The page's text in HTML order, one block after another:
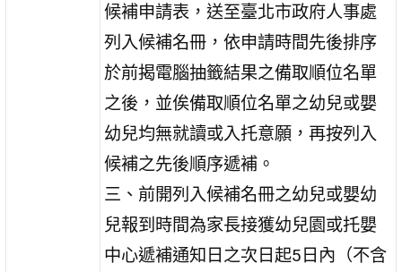
候補申請表，送至臺北市政府人事處
列入候補名冊，依申請時間先後排序
於前揭電腦抽籤結果之備取順位名單
之後，並俟備取順位名單之幼兒或嬰
幼兒均無就讀或入托意願，再按列入
候補之先後順序遞補。
三、前開列入候補名冊之幼兒或嬰幼
兒報到時間為家長接獲幼兒園或托嬰
中心遞補通知日之次日起5日內（不含